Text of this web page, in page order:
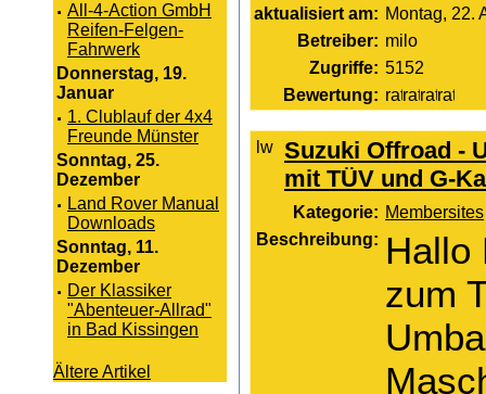
· All-4-Action GmbH
Reifen-Felgen-
Fahrwerk
Donnerstag, 19.
Januar
· 1. Clublauf der 4x4
Freunde Münster
Sonntag, 25.
Dezember
· Land Rover Manual
Downloads
Sonntag, 11.
Dezember
· Der Klassiker
"Abenteuer-Allrad"
in Bad Kissingen
Ältere Artikel
aktualisiert am: Montag, 22.
Betreiber: milo
Zugriffe: 5152
Bewertung:
Suzuki Offroad -
mit TÜV und G-
Kategorie: Membersites
Beschreibung: Hallo
zum